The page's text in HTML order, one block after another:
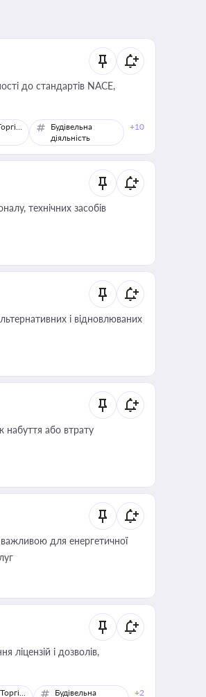
до стандартів NACE,
Торгівля
Будівельна
діяльність
+10
технічних засобів
і відновлюваних
набуття або втрату
для енергетичної
ліцензій і дозволів,
Торгівля
Будівельна
+2